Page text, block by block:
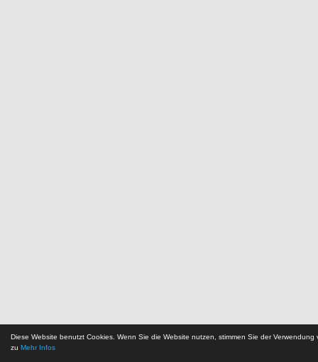
Diese Website benutzt Cookies. Wenn Sie die Website nutzen, stimmen Sie der Verwendung
zu Mehr Infos